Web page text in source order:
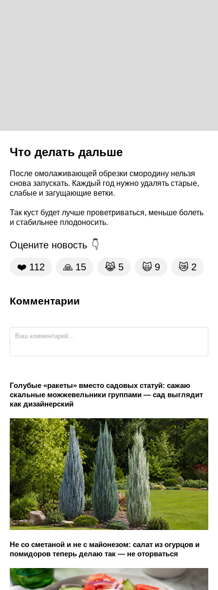
Что делать дальше
После омолаживающей обрезки смородину нельзя
снова запускать. Каждый год нужно удалять старые,
слабые и загущающие ветки.
Так куст будет лучше проветриваться, меньше болеть
и стабильнее плодоносить.
Оцените новость
❤️ 112 🙏 15 😹 5 🙀 9 😿 2
Комментарии
Голубые «ракеты» вместо садовых статуй: сажаю
скальные можжевельники группами — сад выглядит
как дизайнерский
Не со сметаной и не с майонезом: салат из огурцов и
помидоров теперь делаю так — не оторваться